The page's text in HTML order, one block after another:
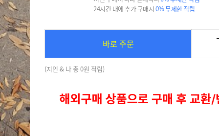
24시간 내에 추가 구매시0% 무제한 적립
바로 주문
(지인 & 나 총 0원 적립)